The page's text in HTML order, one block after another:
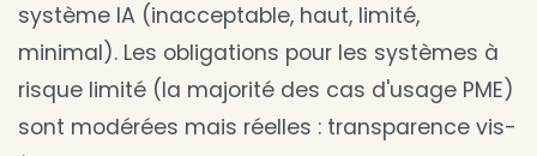
système IA (inacceptable, haut, limité,
minimal). Les obligations pour les systèmes à
risque limité (la majorité des cas d'usage PME)
sont modérées mais réelles : transparence vis-